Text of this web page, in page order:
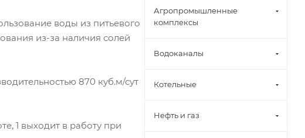
воды из питьевого
из-за наличия солей
870 куб.м/сут
1 выходит в работу при
Агропромышленные
комплексы
Водоканалы
Котельные
Нефть и газ